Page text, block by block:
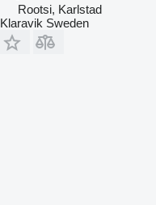
Rootsi, Karlstad
Klaravik Sweden